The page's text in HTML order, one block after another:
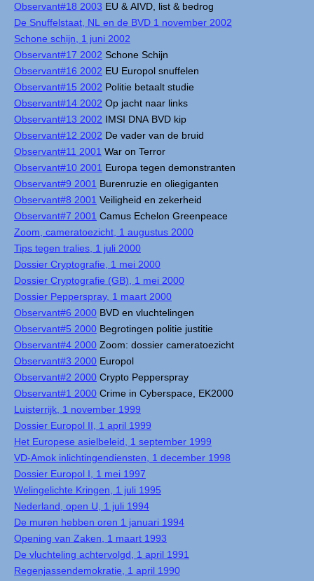
Observant#18 2003 EU & AIVD, list & bedrog
De Snuffelstaat, NL en de BVD 1 november 2002
Schone schijn, 1 juni 2002
Observant#17 2002 Schone Schijn
Observant#16 2002 EU Europol snuffelen
Observant#15 2002 Politie betaalt studie
Observant#14 2002 Op jacht naar links
Observant#13 2002 IMSI DNA BVD kip
Observant#12 2002 De vader van de bruid
Observant#11 2001 War on Terror
Observant#10 2001 Europa tegen demonstranten
Observant#9 2001 Burenruzie en oliegiganten
Observant#8 2001 Veiligheid en zekerheid
Observant#7 2001 Camus Echelon Greenpeace
Zoom, cameratoezicht, 1 augustus 2000
Tips tegen tralies, 1 juli 2000
Dossier Cryptografie, 1 mei 2000
Dossier Cryptografie (GB), 1 mei 2000
Dossier Pepperspray, 1 maart 2000
Observant#6 2000 BVD en vluchtelingen
Observant#5 2000 Begrotingen politie justitie
Observant#4 2000 Zoom: dossier cameratoezicht
Observant#3 2000 Europol
Observant#2 2000 Crypto Pepperspray
Observant#1 2000 Crime in Cyberspace, EK2000
Luisterrijk, 1 november 1999
Dossier Europol II, 1 april 1999
Het Europese asielbeleid, 1 september 1999
VD-Amok inlichtingendiensten, 1 december 1998
Dossier Europol I, 1 mei 1997
Welingelichte Kringen, 1 juli 1995
Nederland, open U, 1 juli 1994
De muren hebben oren 1 januari 1994
Opening van Zaken, 1 maart 1993
De vluchteling achtervolgd, 1 april 1991
Regenjassendemokratie, 1 april 1990